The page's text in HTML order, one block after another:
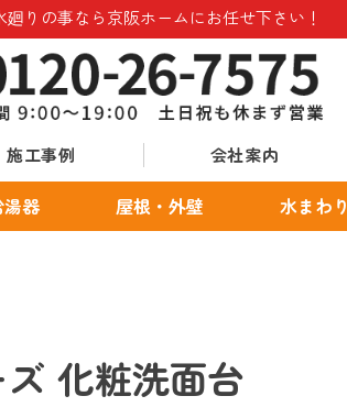
りの事なら京阪ホームにお任せ下さい！
施工事例 会社案内
器 屋根・外壁 水まわり
化粧洗面台